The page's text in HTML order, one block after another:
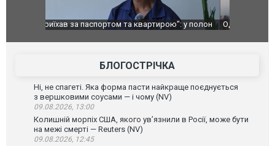
Одесу накрила потужна злива з градом та
ураганним вітром
Вже
БЛОГОСТРІЧКА
Ні, не спагеті. Яка форма пасти найкраще поєднується
з вершковими соусами — і чому (NV)
09.08.2026, 13:00
Колишній морпіх США, якого ув’язнили в Росії, може бути
на межі смерті — Reuters (NV)
09.08.2026, 12:45